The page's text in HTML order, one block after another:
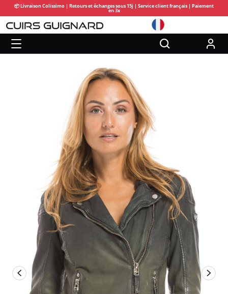
📦 Livraison Colissimo | Retours et échanges sous 15j | Service client français | Paiement
en 3x